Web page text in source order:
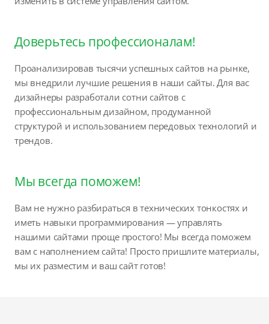
Доверьтесь профессионалам!
Проанализировав тысячи успешных сайтов на рынке,
мы внедрили лучшие решения в наши сайты. Для вас
дизайнеры разработали сотни сайтов с
профессиональным дизайном, продуманной
структурой и использованием передовых технологий и
трендов.
Мы всегда поможем!
Вам не нужно разбираться в технических тонкостях и
иметь навыки программирования — управлять
нашими сайтами проще простого! Мы всегда поможем
вам с наполнением сайта! Просто пришлите материалы,
мы их разместим и ваш сайт готов!